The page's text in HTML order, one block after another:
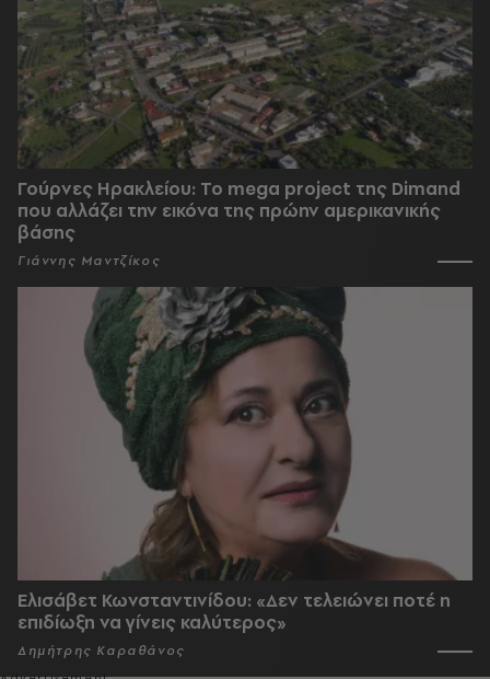
Γούρνες Ηρακλείου: To mega project της Dimand
που αλλάζει την εικόνα της πρώην αμερικανικής
βάσης
Γιάννης Μαντζίκος
Ελισάβετ Κωνσταντινίδου: «Δεν τελειώνει ποτέ η
επιδίωξη να γίνεις καλύτερος»
Δημήτρης Καραθάνος